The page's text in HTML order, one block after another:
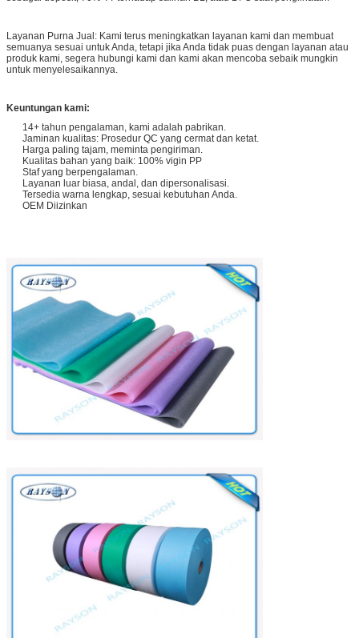
Layanan Purna Jual: Kami terus meningkatkan layanan kami dan membuat
semuanya sesuai untuk Anda, tetapi jika Anda tidak puas dengan layanan atau
produk kami, segera hubungi kami dan kami akan mencoba sebaik mungkin
untuk menyelesaikannya.
Keuntungan kami:
14+ tahun pengalaman, kami adalah pabrikan.
Jaminan kualitas: Prosedur QC yang cermat dan ketat.
Harga paling tajam, meminta pengiriman.
Kualitas bahan yang baik: 100% vigin PP
Staf yang berpengalaman.
Layanan luar biasa, andal, dan dipersonalisasi.
Tersedia warna lengkap, sesuai kebutuhan Anda.
OEM Diizinkan